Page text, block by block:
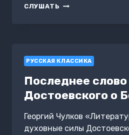
СЛУШАТЬ ТРИУМФАЛЬНЫЙ
СЕЛО
РУССКАЯ КЛАССИКА
Последнее слово
Достоевского о
Георгий Чулков
духовные силы